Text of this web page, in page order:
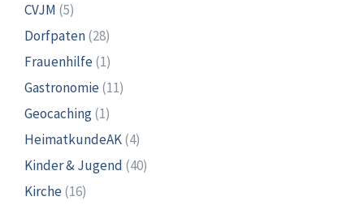
CVJM (5)
Dorfpaten(28)
Frauenhilfe(1)
Gastronomie(11)
Geocaching(1)
HeimatkundeAK(4)
Kinder & Jugend (40)
Kirche(16)